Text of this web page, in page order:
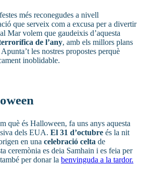
més reconegudes a nivell
que serveix com a excusa per a divertir
Mar volem que gaudeixis d’aquesta
de l’any, amb els millors plans
les nostres propostes perquè
inoblidable.
què és Halloween, fa uns anys aquesta
dels EUA. El 31 d’octubre és la nit
en una celebració celta de
ceremònia es deia Samhain i es feia per
per donar la benvinguda a la tardor.